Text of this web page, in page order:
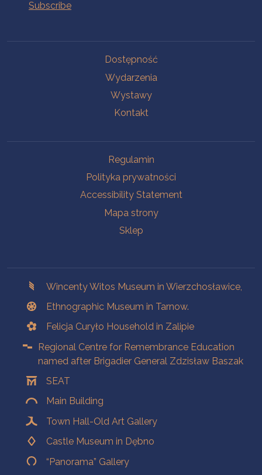
Dostępność
Wydarzenia
Wystawy
Kontakt
Regulamin
Polityka prywatności
Accessibility Statement
Mapa strony
Sklep
Wincenty Witos Museum in Wierzchosławice,
Ethnographic Museum in Tarnow.
Felicja Curyło Household in Zalipie
Regional Centre for Remembrance Education
named after Brigadier General Zdzisław Baszak
SEAT
Main Building
Town Hall-Old Art Gallery
Castle Museum in Dębno
“Panorama” Gallery